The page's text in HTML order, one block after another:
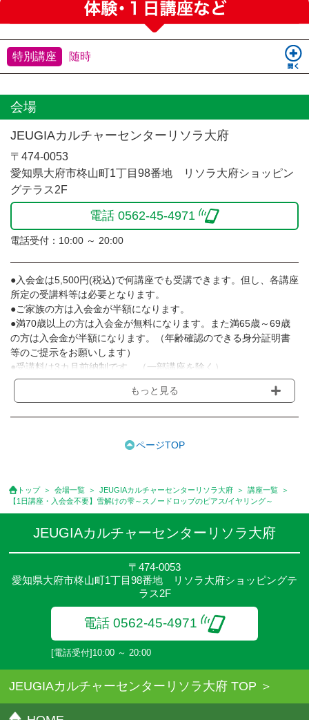
特別講座 随時
会場
JEUGIAカルチャーセンターリソラ大府
〒474-0053
愛知県大府市柊山町1丁目98番地 リソラ大府ショッピン
グテラス2F
電話 0562-45-4971
電話受付：10:00 ～ 20:00
●入会金は5,500円(税込)で何講座でも受講できます。但し、各講座
所定の受講料等は必要となります。
●ご家族の方は入会金が半額になります。
●満70歳以上の方は入会金が無料になります。また満65歳～69歳
の方は入会金が半額になります。（年齢確認のできる身分証明書
等のご提示をお願いします）
●受講料は3カ月前納制です。（一部講座を除く）
●受講料には運営費として１講座につき月額770円(税込)が含まれ
ております。また一部の講座では別途傷害保険料も含まれており
用は含まれておりません。
のでご確認ください。
●参加人数が一定に満たない場合、体験や講座開講を中止または延
期することがあります。
●その他、詳しい内容については、ご入会時にご説明をさせていた
だきます。
もっと見る
ページTOP
トップ 会場一覧 JEUGIAカルチャーセンターリソラ大府
講座一覧
【1日講座・入会金不要】雪解けの雫～スノードロップのピアス/イヤリング～
JEUGIAカルチャーセンターリソラ大府
〒474-0053
愛知県大府市柊山町1丁目98番地 リソラ大府ショッピングテ
ラス2F
電話 0562-45-4971
[電話受付]10:00 ～ 20:00
JEUGIAカルチャーセンターリソラ大府 TOP